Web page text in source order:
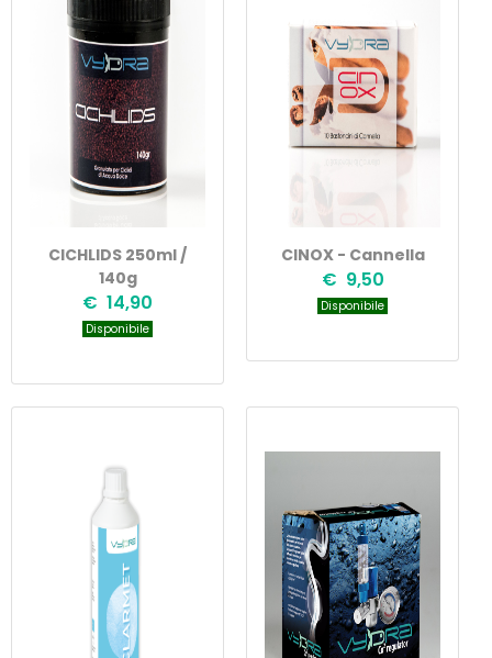
CICHLIDS 250ml /
140g
€ 14,90
Disponibile
CINOX - Cannella
€ 9,50
Disponibile